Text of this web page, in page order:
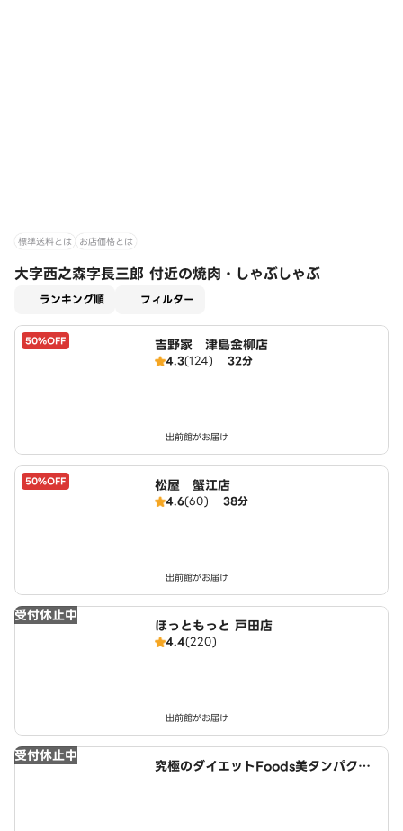
標準送料とは お店価格とは
大字西之森字長三郎 付近の焼肉・しゃぶしゃぶ
ランキング順 フィルター
50%OFF 吉野家 津島金柳店
4.3(124) 32分
出前館がお届け
50%OFF 松屋 蟹江店
4.6(60) 38分
出前館がお届け
受付休止中
ほっともっと 戸田店
4.4(220)
出前館がお届け
受付休止中
究極のダイエットFoods美タンパクラ